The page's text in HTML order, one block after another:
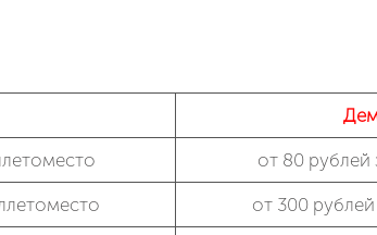
от 80 рублей
от 300